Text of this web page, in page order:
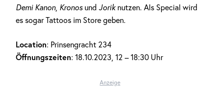
Demi Kanon, Kronosund Joriknutzen. Als Special wird
es sogar Tattoos im Store geben.
Location: Prinsengracht 234
Öffnungszeiten: 18.10.2023, 12 – 18:30 Uhr
Anzeige